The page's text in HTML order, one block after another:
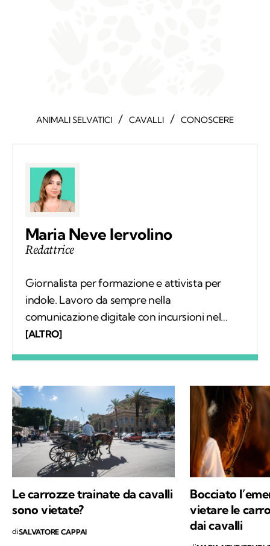
ANIMALI SELVATICI / CAVALLI / CONOSCERE
Maria Neve Iervolino
Redattrice
Giornalista per formazione e attivista per
indole. Lavoro da sempre nella
comunicazione digitale con incursioni nel
mondo della carta stampata, dove mi sono
all’aria aperta, e appena posso mi cimento in
percorsi di trekking nella natura. Nella filosofia
di Kodami ho ritrovato i miei valori e un
approccio consapevole ma agile ai problemi
del mondo.
[ALTRO]
Le carrozze trainate da cavalli
sono vietate?
diSALVATORE CAPPAI
Bocciato
vietare le
dai cavalli